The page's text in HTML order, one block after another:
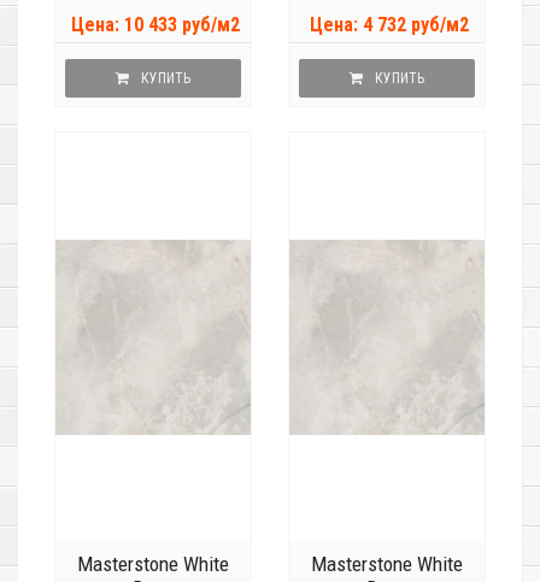
Цена: 10 433 руб/м2
КУПИТЬ
Цена: 4 732 руб/м2
КУПИТЬ
Masterstone White
Masterstone White